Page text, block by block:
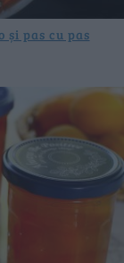
și pas cu pas